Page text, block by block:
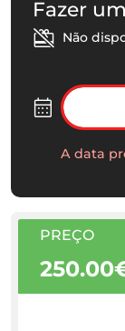
Fazer
Não
A data
PREÇO